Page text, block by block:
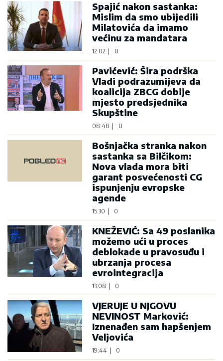
Spajić nakon sastanka:
Mislim da smo ubijedili
Milatovića da imamo
većinu za mandatara
12:02 0
Pavićević: Šira podrška
Vladi podrazumijeva da
koalicija ZBCG dobije
mjesto predsjednika
Skupštine
08:48 0
Bošnjačka stranka nakon
sastanka sa Bilčikom:
Nova vlada mora biti
garant posvećenosti CG
ispunjenju evropske
agende
15:30 0
KNEŽEVIĆ: Sa 49 poslanika
možemo ući u proces
deblokade u pravosuđu i
ubrzanja procesa
evrointegracija
13:08 0
VJERUJE U NJGOVU
NEVINOST Marković:
Iznenađen sam hapšenjem
Veljovića
19:44 0